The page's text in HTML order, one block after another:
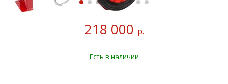
218 000 р.
Есть в наличии